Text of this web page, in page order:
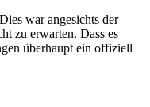
war angesichts der
zu erwarten. Dass es
überhaupt ein offiziell